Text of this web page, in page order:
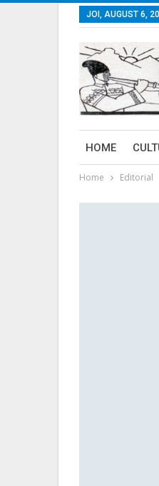
JOI, AUGUST 6,
HOME
Home Editorial